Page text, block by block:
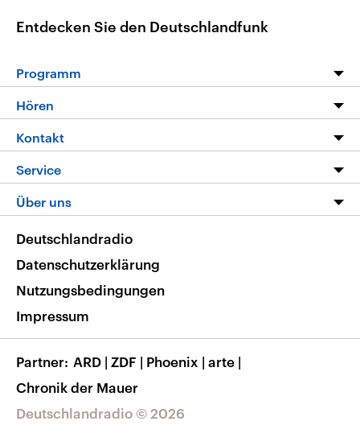
Entdecken Sie den Deutschlandfunk
Programm
Programm
Die Nachrichten
Nachrichtenleicht
Neue Beiträge auf dlf.de
Hören
Livestream
Podcasts
Deutschlandfunk App
Nachrichten App
Frequenzen
Kontakt
Hörerservice
Service
FAQ
Veranstaltungen
Musikliste
RSS
Über uns
Barrierefreiheit
Deutschlandradio © 2026
Deutschlandradio
Datenschutzerklärung
Nutzungsbedingungen
Impressum
Partner ARD | ZDF | Phoenix | arte |
Chronik der Mauer